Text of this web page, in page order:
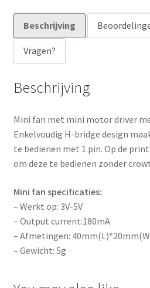
Beschrijving
Vragen?
Beschrijving
Mini fan met mini motor driver
Enkelvoudig H-bridge design
te bedienen met 1 pin. Op de
om deze te bedienen zonder
Mini fan specificaties:
– Werkt op: 3V-5V
– Output current:180mA
– Afmetingen:
– Gewicht: 5g